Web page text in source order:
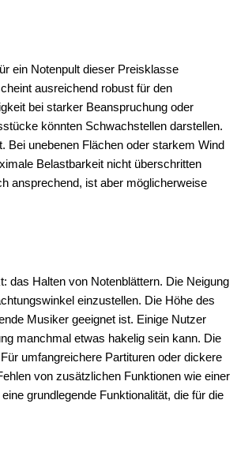
ein Notenpult dieser Preisklasse
ausreichend robust für den
bei starker Beanspruchung oder
könnten Schwachstellen darstellen.
Bei unebenen Flächen oder starkem Wind
Belastbarkeit nicht überschritten
ansprechend, ist aber möglicherweise
das Halten von Notenblättern. Die Neigung
einzustellen. Die Höhe des
Musiker geeignet ist. Einige Nutzer
manchmal etwas hakelig sein kann. Die
umfangreichere Partituren oder dickere
von zusätzlichen Funktionen wie einer
grundlegende Funktionalität, die für die